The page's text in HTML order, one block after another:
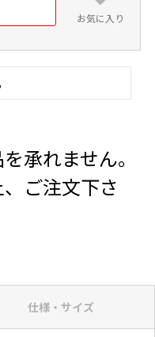
お気に入り
承れません。
ご注文下さ
仕様・サイズ